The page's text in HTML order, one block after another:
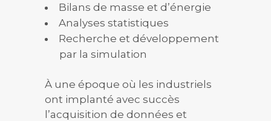
Bilans de masse et d’énergie
Analyses statistiques
Recherche et développement
par la simulation
À une époque où les industriels
ont implanté avec succès
l’acquisition de données et